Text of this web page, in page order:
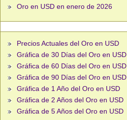
Oro en USD en enero de 2026
Precios Actuales del Oro en USD
Gráfica de 30 Días del Oro en USD
Gráfica de 60 Días del Oro en USD
Gráfica de 90 Días del Oro en USD
Gráfica de 1 Año del Oro en USD
Gráfica de 2 Años del Oro en USD
Gráfica de 5 Años del Oro en USD